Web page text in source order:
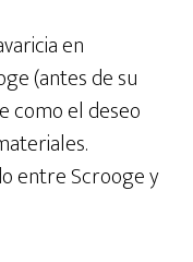
en
(antes de su
como el deseo
entre Scrooge y